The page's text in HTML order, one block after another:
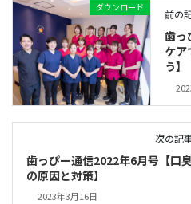
ダウンロード
前の
歯っ
ケア
う】
次の記
歯っぴー通信2022年6月号【口臭
の原因と対策】
2023年3月16日